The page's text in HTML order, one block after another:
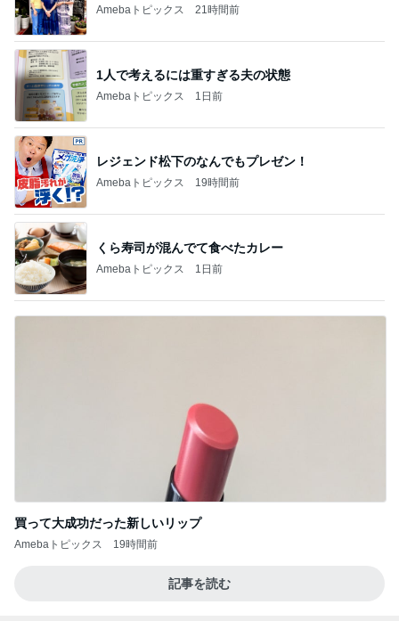
Amebaトピックス 21時間前
1人で考えるには重すぎる夫の状態
Amebaトピックス 1日前
レジェンド松下のなんでもプレゼン！
Amebaトピックス 19時間前
くら寿司が混んでて食べたカレー
Amebaトピックス 1日前
買って大成功だった新しいリップ
Amebaトピックス 19時間前
記事を読む